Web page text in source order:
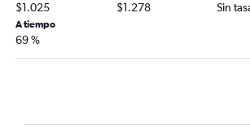
$1.025 $1.278 Sin
A tiempo
69 %